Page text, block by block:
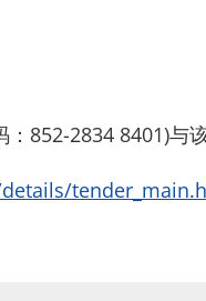
852-2834 8401)